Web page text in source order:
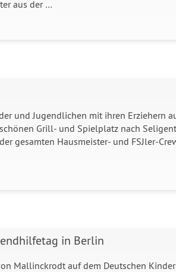
aus der …
und Jugendlichen mit ihren Erziehern
Grill- und Spielplatz nach
gesamten Hausmeister- und FSJler-
in Berlin
Mallinckrodt auf dem Deutschen